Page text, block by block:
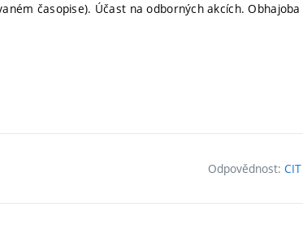
časopise). Účast na odborných akcích.
Odpovědnost: CIT